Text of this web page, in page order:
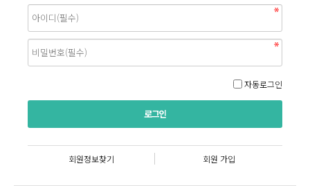
자동로그인
회원정보찾기 회원 가입